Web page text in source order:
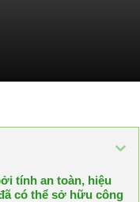
tính an toàn, hiệu
có thể sở hữu công